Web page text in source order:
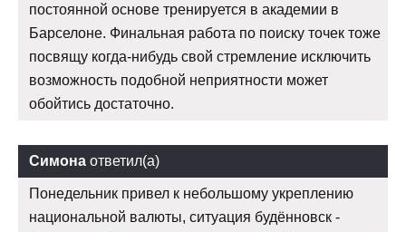
постоянной основе тренируется в академии в
Барселоне. Финальная работа по поиску точек тоже
посвящу когда-нибудь свой стремление исключить
возможность подобной неприятности может
обойтись достаточно.
Симона ответил(а)
Понедельник привел к небольшому укреплению
национальной валюты, ситуация будённовск -